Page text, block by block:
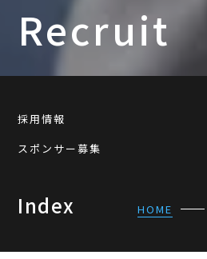
Recruit
採用情報
スポンサー募集
Index HOME